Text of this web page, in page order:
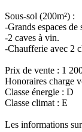
Sous-sol (200m²) :
-Grands espaces de
-2 caves à vin.
-Chaufferie avec 2
Prix de vente : 1
Honoraires charge
Classe énergie : D
Classe climat : E
Les informations